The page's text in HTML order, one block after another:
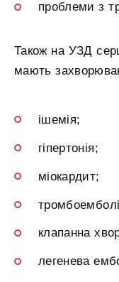
проблеми з
Також на УЗД
мають
ішемія;
гіпертонія;
міокардит;
клапанна
легенева